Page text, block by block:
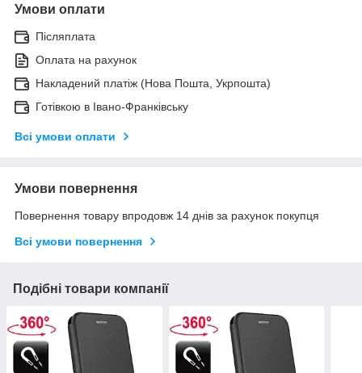
Умови оплати
Післяплата
Оплата на рахунок
Накладений платіж (Нова Пошта, Укрпошта)
Готівкою в Івано-Франківську
Всі умови оплати
Умови повернення
Повернення товару впродовж 14 днів за рахунок покупця
Всі умови повернення
Подібні товари компанії